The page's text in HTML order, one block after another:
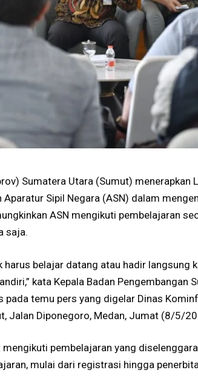
Sumatera Utara (Sumut) menerapkan
Sipil Negara (ASN) dalam
ASN mengikuti pembelajaran
saja.
harus belajar datang atau hadir langsung
kata Kepala Badan Pengembangan
pada temu pers yang digelar Dinas
Jalan Diponegoro, Medan, Jumat (8/5/
pembelajaran yang
mulai dari registrasi hingga